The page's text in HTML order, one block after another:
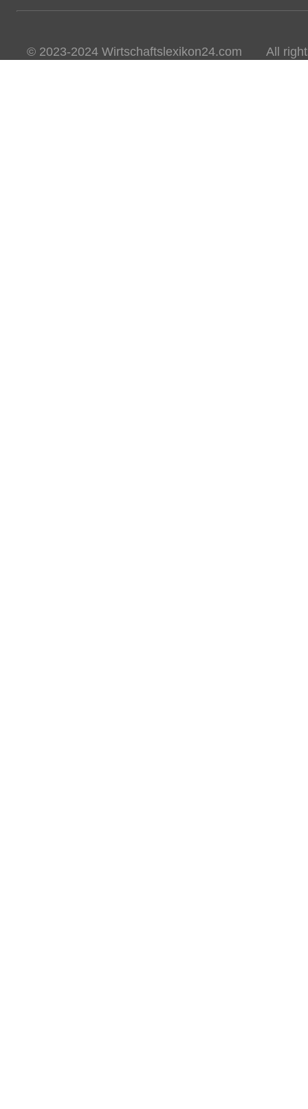
© 2023-2024 Wirtschaftslexikon24.com All